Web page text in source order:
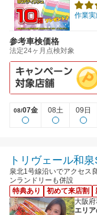
作業実
参考車検価格
法定24ヶ月点検対象
08/07金 08土 09日
トリヴェール和
泉北1号線沿いでアクセス
ンランドリーも併設
特典あり
初めて来店割
大阪
エリ